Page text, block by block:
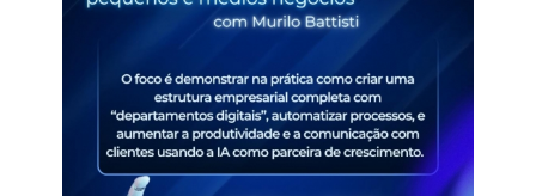
Ponto de Atendimento ao Empreendedor SEBRAE
Registro de Marcas